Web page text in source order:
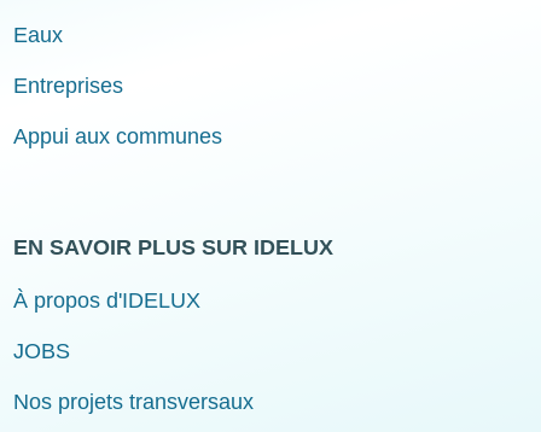
Eaux
Entreprises
Appui aux communes
EN SAVOIR PLUS SUR IDELUX
À propos d'IDELUX
JOBS
Nos projets transversaux